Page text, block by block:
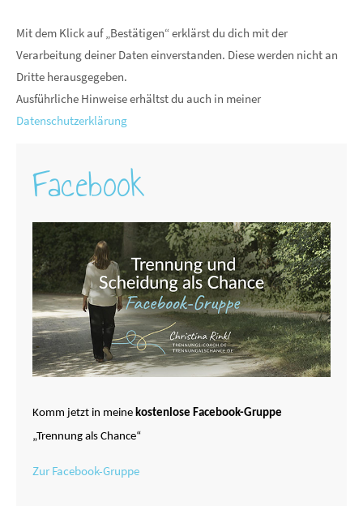
Mit dem Klick auf „Bestätigen“ erklärst du dich mit der
Verarbeitung deiner Daten einverstanden. Diese werden nicht an
Dritte herausgegeben.
Ausführliche Hinweise erhältst du auch in meiner
Datenschutzerklärung
Facebook
Komm jetzt in meine kostenlose Facebook-Gruppe
„Trennung als Chance“
Zur Facebook-Gruppe